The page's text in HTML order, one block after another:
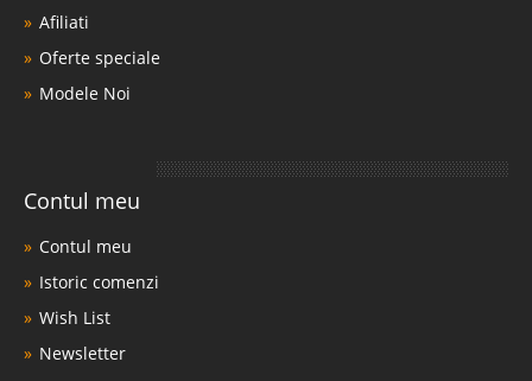
Afiliati
Oferte speciale
Modele Noi
Contul meu
Contul meu
Istoric comenzi
Wish List
Newsletter